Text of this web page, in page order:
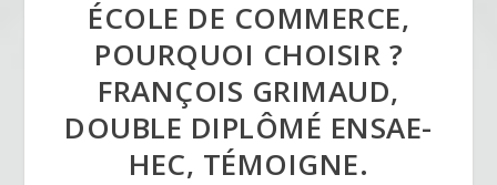
ÉCOLE DE COMMERCE,
POURQUOI CHOISIR ?
FRANÇOIS GRIMAUD,
DOUBLE DIPLÔMÉ ENSAE-
HEC, TÉMOIGNE.